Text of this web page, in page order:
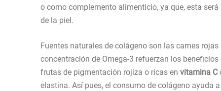
o como complemento alimenticio, ya que, esta
de la piel.
Fuentes naturales de colágeno son las carnes
concentración de Omega-3 refuerzan los
frutas de pigmentación rojiza o ricas en vitamina C
elastina. Así pues, el consumo de colágeno ayuda